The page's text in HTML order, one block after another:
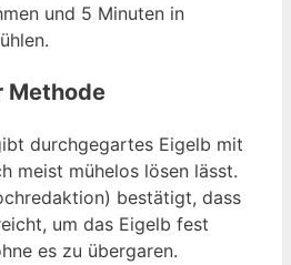
und 5 Minuten in
Methode
durchgegartes Eigelb mit
meist mühelos lösen lässt.
bestätigt, dass
um das Eigelb fest
es zu übergaren.